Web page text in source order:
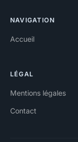
NAVIGATION
Accueil
LÉGAL
Mentions légales
Contact